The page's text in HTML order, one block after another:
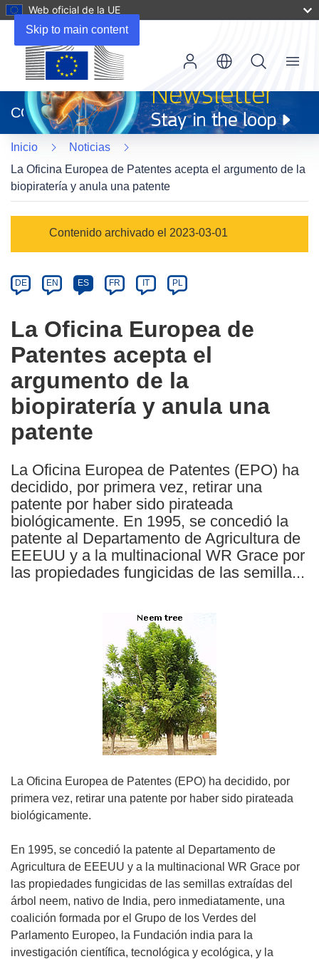
Skip to main content
Web oficial de la UE
abrirá
en
una
nueva
ventana)
CORDIS
Menu
Inicio
Noticias
La Oficina Europea de Patentes acepta el argumento de la
biopiratería y anula una patente
Category
Contenido archivado el 2023-03-01
Article
available
the
following
languages:
DE EN ES FR IT PL
La Oficina Europea de
Patentes acepta el
argumento de la
biopiratería y anula una
patente
La Oficina Europea de Patentes (EPO) ha
decidido, por primera vez, retirar una
patente por haber sido pirateada
biológicamente. En 1995, se concedió la
patente al Departamento de Agricultura de
EEEUU y a la multinacional WR Grace por
las propiedades fungicidas de las semilla...
La Oficina Europea de Patentes (EPO) ha decidido, por
primera vez, retirar una patente por haber sido pirateada
biológicamente.
En 1995, se concedió la patente al Departamento de
Agricultura de EEEUU y a la multinacional WR Grace por
las propiedades fungicidas de las semillas extraídas del
árbol neem, nativo de India, pero inmediatamente, una
coalición formada por el Grupo de los Verdes del
Parlamento Europeo, la Fundación india para la
investigación científica, tecnológica y ecológica, y la